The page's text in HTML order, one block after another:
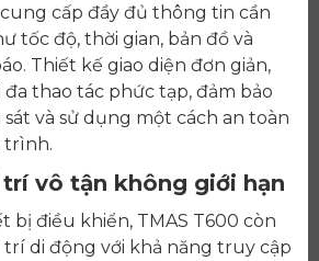
cấp đầy đủ thông tin cần
tốc độ, thời gian, bản đồ và
Thiết kế giao diện đơn giản,
thao tác phức tạp, đảm bảo
và sử dụng một cách an toàn
trình.
vô tận không giới hạn
bị điều khiển, TMAS T600 còn
trí di động với khả năng truy cập